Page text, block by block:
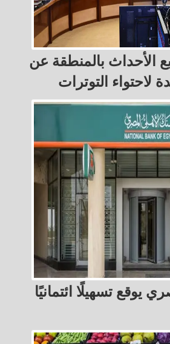
الأحداث بالمنطقة عن
التوترات
يوقع تسهيلًا ائتمانيًا